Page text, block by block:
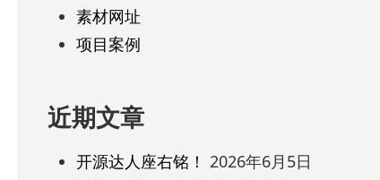
素材网址
项目案例
近期文章
开源达人座右铭！ 2026年6月5日